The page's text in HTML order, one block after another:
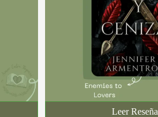
Leer Reseña